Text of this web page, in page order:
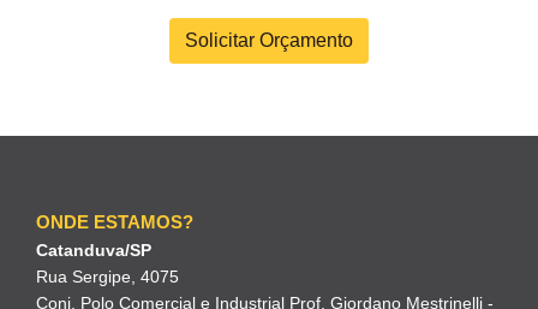
Solicitar Orçamento
ONDE ESTAMOS?
Catanduva/SP
Rua Sergipe, 4075
Conj. Polo Comercial e Industrial Prof. Giordano Mestrinelli -